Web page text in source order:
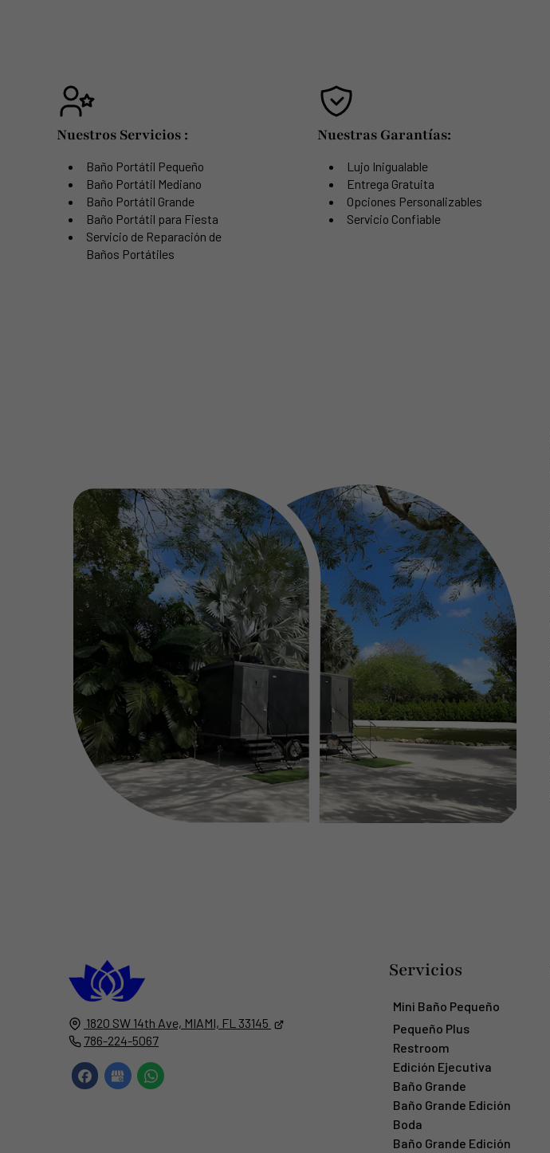
Nuestros Servicios :
Baño Portátil Pequeño
Baño Portátil Mediano
Baño Portátil Grande
Baño Portátil para Fiesta
Servicio de Reparación de
Baños Portátiles
Nuestras Garantías:
Lujo Inigualable
Entrega Gratuita
Opciones Personalizables
Servicio Confiable
1820 SW 14th Ave, MIAMI, FL 33145
786-224-5067
Servicios
Mini Baño Pequeño
Pequeño Plus
Restroom
Edición Ejecutiva
Baño Grande
Baño Grande Edición
Boda
Baño Grande Edición